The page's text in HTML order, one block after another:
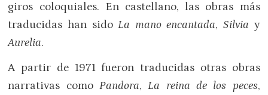
giros coloquiales. En castellano, las obras más
traducidas han sidoLa mano encantada, Silvia y
Aurelia.
A partir de 1971 fueron traducidas otras obras
narrativas comoPandora,La reina de los peces,